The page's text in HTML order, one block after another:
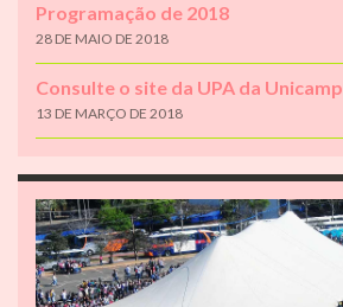
Programação de 2018
28 DE MAIO DE 2018
Consulte o site da UPA da Unicamp
13 DE MARÇO DE 2018